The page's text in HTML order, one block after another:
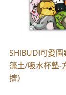
SHIBUDI可愛
藻土/吸水杯墊-
擠）